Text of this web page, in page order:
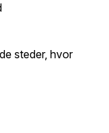
steder, hvor